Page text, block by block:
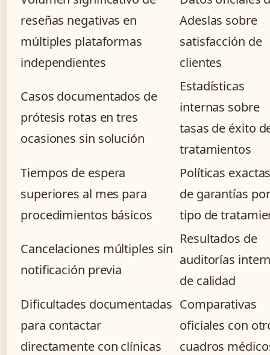
reseñas negativas en
múltiples plataformas
independientes
Adeslas sobre
satisfacción de
clientes
Casos documentados de
prótesis rotas en tres
ocasiones sin solución
Estadísticas
internas sobre
tasas de éxito
tratamientos
Tiempos de espera
superiores al mes para
procedimientos básicos
Políticas
de garantías por
tipo de
Cancelaciones múltiples sin
notificación previa
Resultados de
auditorías
de calidad
Dificultades documentadas
para contactar
directamente con clínicas
Comparativas
oficiales con
cuadros